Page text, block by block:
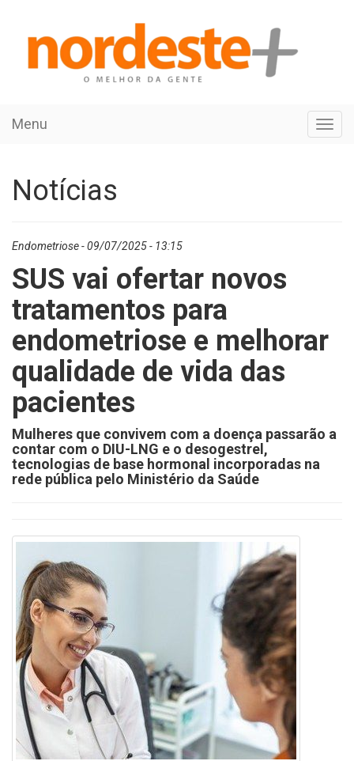
Menu
Notícias
Endometriose - 09/07/2025 - 13:15
SUS vai ofertar novos
tratamentos para
endometriose e melhorar
qualidade de vida das
pacientes
Mulheres que convivem com a doença passarão a
contar com o DIU-LNG e o desogestrel,
tecnologias de base hormonal incorporadas na
rede pública pelo Ministério da Saúde